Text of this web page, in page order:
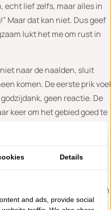
echt lief zelfs, maar alles in
Maar dat kan niet. Dus geef
lukt het me om rust in
naar de naalden, sluit
komen. De eerste prik voel
geen reactie. De
keer om het gebied goed te
gekke reactie komt kan ik
zing ik liedjes, deze keer
onderzoeken heen te
De arts gebruikt een
exact waar de holle
Details
and ads, provide social